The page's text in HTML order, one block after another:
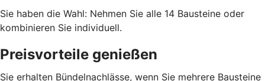
Sie haben die Wahl: Nehmen Sie alle 14 Bausteine oder
kombinieren Sie individuell.
Preisvorteile genießen
Sie erhalten Bündelnachlässe, wenn Sie mehrere Bausteine